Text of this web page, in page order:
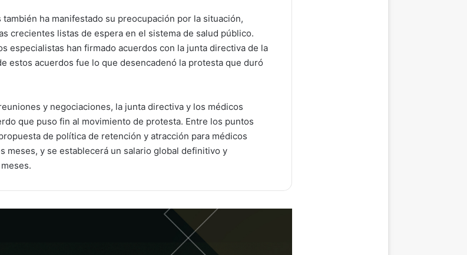
ha manifestado su preocupación por la situación,
crecientes listas de espera en el sistema de salud público.
especialistas han firmado acuerdos con la junta directiva de la
estos acuerdos fue lo que desencadenó la protesta que duró
y negociaciones, la junta directiva y los médicos
que puso fin al movimiento de protesta. Entre los puntos
de política de retención y atracción para médicos
meses, y se establecerá un salario global definitivo y